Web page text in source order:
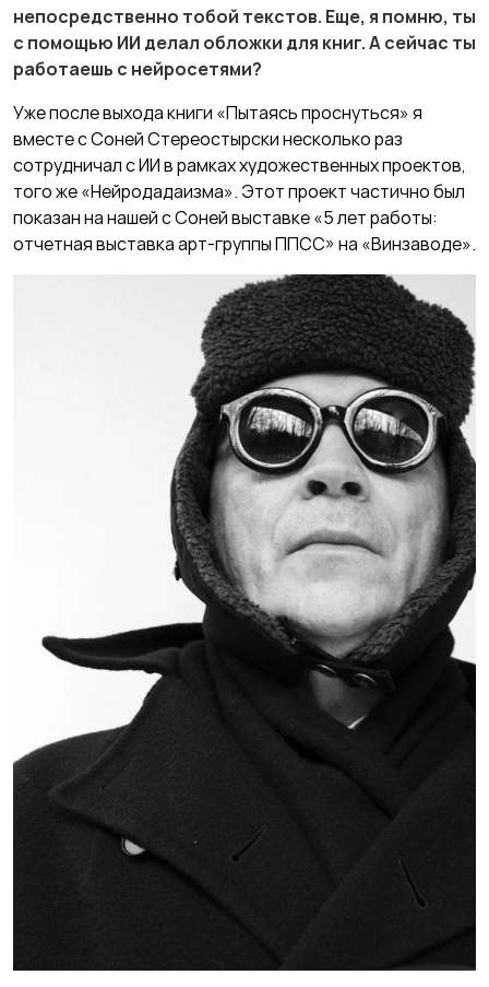
непосредственно тобой текстов. Еще, я помню, ты
с помощью ИИ делал обложки для книг. А сейчас ты
работаешь с нейросетями?
Уже после выхода книги «Пытаясь проснуться» я
вместе с Соней Стереостырски несколько раз
сотрудничал с ИИ в рамках художественных проектов,
того же «Нейродадаизма». Этот проект частично был
показан на нашей с Соней выставке «5 лет работы:
отчетная выставка арт-группы ППСС» на «Винзаводе».